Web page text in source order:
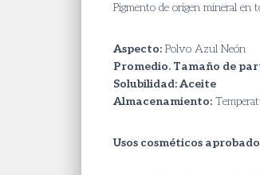
Pigmento de origen mineral en
Aspecto: Polvo Azul Neón
Promedio. Tamaño de
Solubilidad: Aceite
Almacenamiento:
Usos cosméticos